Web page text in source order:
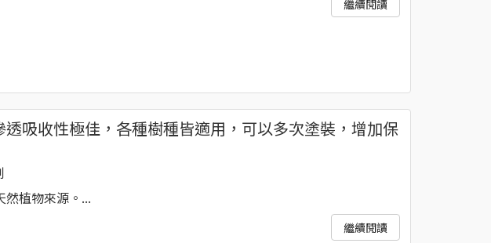
應用。
繼續閱讀
吸收性極佳，各種樹種皆適用，可以多次塗裝，增加保
植物來源。...
繼續閱讀